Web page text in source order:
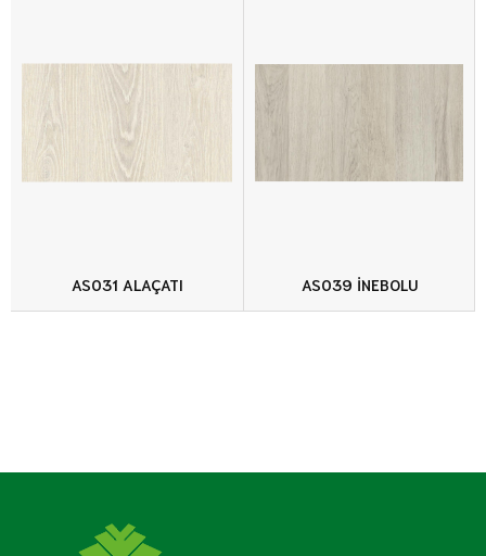
AS031 ALAÇATI AS039 İNEBOLU